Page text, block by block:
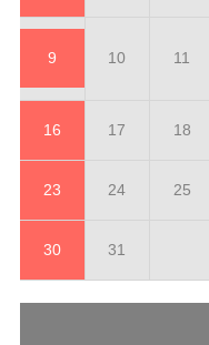
9 10 11
16 17 18
23 24 25
30 31